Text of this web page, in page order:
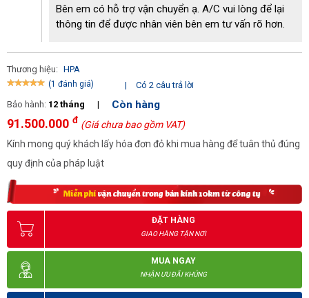
Bên em có hỗ trợ vận chuyển ạ. A/C vui lòng để lại
thông tin để được nhân viên bên em tư vấn rõ hơn.
Thương hiệu: HPA
(1 đánh giá) |
Có 2 câu trả lời
Bảo hành: 12 tháng | Còn hàng
91.500.000 đ (Giá chưa bao gồm VAT)
Kính mong quý khách lấy hóa đơn đỏ khi mua hàng để tuân thủ đúng
quy định của pháp luật
ĐẶT HÀNG
GIAO HÀNG TẬN NƠI
MUA NGAY
NHẬN ƯU ĐÃI KHỦNG